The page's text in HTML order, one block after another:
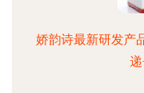
娇韵诗最新研发产